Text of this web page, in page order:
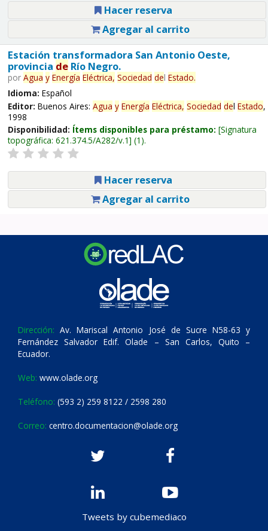
Hacer reserva
Agregar al carrito
Estación transformadora San Antonio Oeste,
provincia deRío Negro.
por Agua y Energía Eléctrica, Sociedad del Estado.
Idioma: Español
Editor: Buenos Aires: Agua y Energía Eléctrica, Sociedad del Estado,
1998
Disponibilidad: Ítems disponibles para préstamo: Signatura
topográfica: 621.374.5/A282/v.1 (1).
Hacer reserva
Agregar al carrito
Dirección: Av. Mariscal Antonio José de Sucre N58-63 y
Fernández Salvador Edif. Olade – San Carlos, Quito –
Ecuador.
Web: www.olade.org
Teléfono: (593 2) 259 8122 / 2598 280
Correo: centro.documentacion@olade.org
Tweets by cubemediaco